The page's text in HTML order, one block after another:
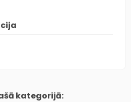
kategorijā: